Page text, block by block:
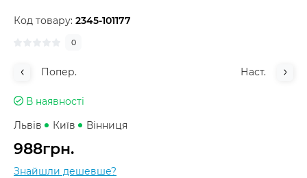
Код товару: 2345-101177
0
Попер. Наст.
В наявності
Львів
Київ Вінниця
988грн.
Знайшли дешевше?